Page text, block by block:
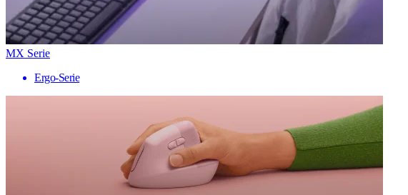
MX Serie
Ergo-Serie